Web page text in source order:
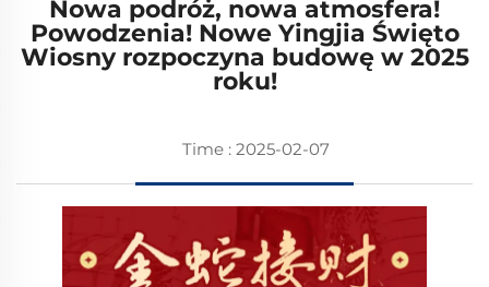
Nowa podróż, nowa atmosfera!
Powodzenia! Nowe Yingjia Święto
Wiosny rozpoczyna budowę w 2025
roku!
Time : 2025-02-07